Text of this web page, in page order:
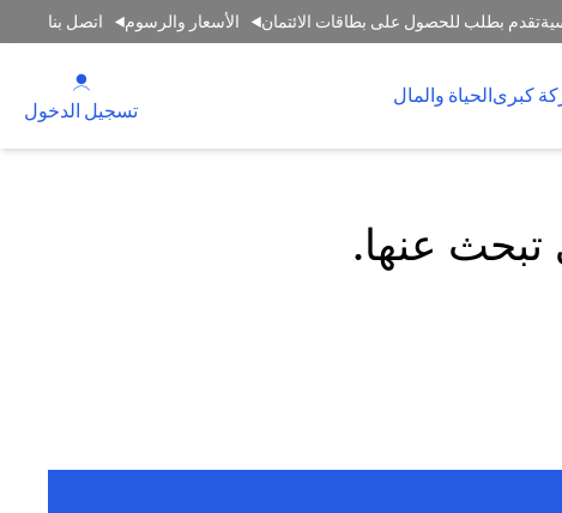
تقدم بطلب للحصول على بطاقات الائتمان الأسعار والرسوم اتصل بنا
كبرىالحياة والمال
تسجيل الدخول
تبحث عنها.